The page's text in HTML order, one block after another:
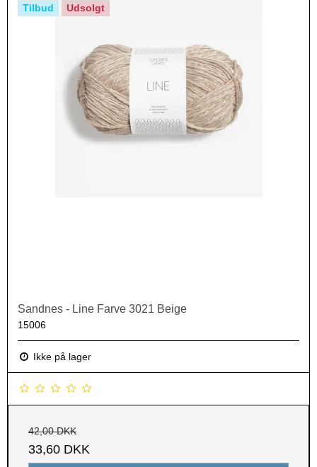
Tilbud Udsolgt
Sandnes - Line Farve 3021 Beige
15006
Ikke på lager
42,00 DKK
33,60 DKK